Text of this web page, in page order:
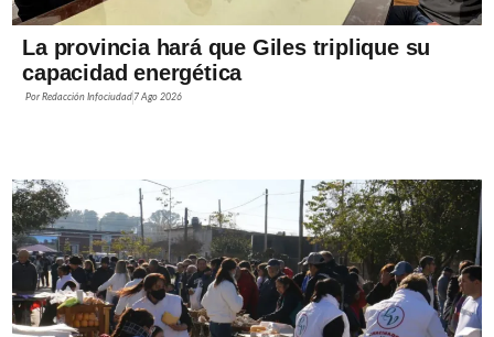
La provincia hará que Giles triplique su
capacidad energética
PorRedacción Infociudad 7 Ago 2026